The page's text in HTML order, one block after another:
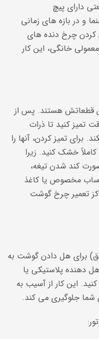
دارای پیچ
و در بازه های زمانی
چرخ دنده های
خانگی، این کار
قطعاتش هستند. پس از
تمیز کنید تا ذرات
برای تمیز کردن، آنها را
خشک کنید. زیرا
کند شدن تیغه،
ساب مخصوص یا کاغذ
تعمیر چرخ گوشت
برای هل دادن گوشت به
دهنده پلاستیکی یا
این کار از آسیب به
شما جلوگیری می کند.